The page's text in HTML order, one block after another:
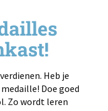
Heb je
Doe goed
Zo wordt leren